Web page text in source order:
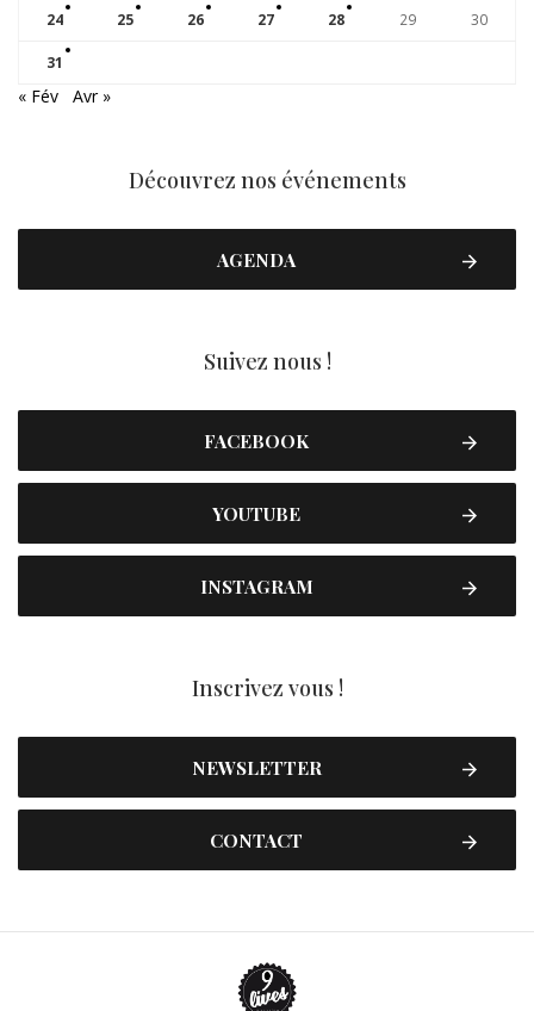
24 25 26 27 28 29 30
31
« Fév Avr »
Découvrez nos événements
AGENDA
Suivez nous !
FACEBOOK
YOUTUBE
INSTAGRAM
Inscrivez vous !
NEWSLETTER
CONTACT